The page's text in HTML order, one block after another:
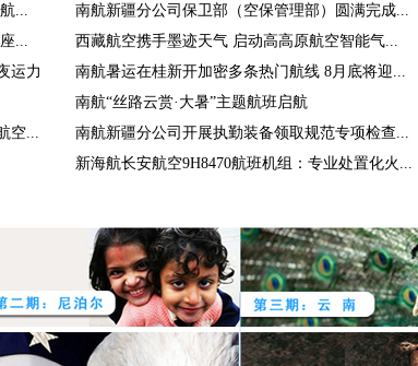
...
...
运力
空...
南航新疆分公司保卫部（空保管理部）圆满完成...
西藏航空携手墨迹天气 启动高高原航空智能气...
南航暑运在桂新开加密多条热门航线 8月底将迎...
南航“丝路云赏·大暑”主题航班启航
南航新疆分公司开展执勤装备领取规范专项检查...
新海航长安航空9H8470航班机组：专业处置化火...